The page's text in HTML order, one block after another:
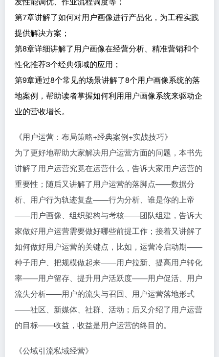
第7章讲解了如何对用户画像进行产品化，为工程实践
提供解决方案；
第8章详细讲解了用户画像在经营分析、精准营销和个
性化推荐3个经典领域的应用；
第9章通过8个常见的场景讲解了8个用户画像系统的落
地案例，帮助读者掌握如何利用用户画像系统来驱动企
业的营收增长。
《用户运营：布局策略+经典案例+实战技巧》
为了更好地帮助大家解决用户运营方面的问题，本书先
讲解了用户运营究竟在运营什么，告诉大家用户运营的
重要性；随后又讲解了用户运营的落脚点——数据分
析、用户行为轨迹复盘——行为分析、谁是你的上帝
——用户画像、组织架构与考核——团队组建，告诉大
家做好用户运营需要做好哪些前提工作；接着又讲解了
如何做好用户运营的关键点，比如，运营冷启动期——
种子用户、把规模做起来——用户拉新、提高用户转化
率——用户留存、提升用户活跃度——用户促活、用户
流失分析——用户的流失与召回、用户运营落地形式
——社区、新媒体、社群、活动；后又介绍了用户运营
的目标——收益，收益是用户运营的终目的。
《公域引流私域经营》